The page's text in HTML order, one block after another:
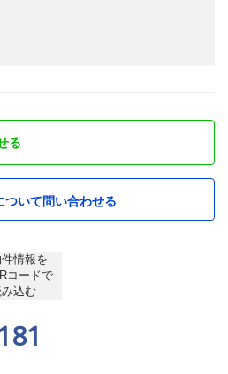
る
ついて問い合わせる
情報を
コードで
込む